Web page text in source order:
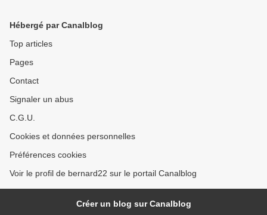
Hébergé par Canalblog
Top articles
Pages
Contact
Signaler un abus
C.G.U.
Cookies et données personnelles
Préférences cookies
Voir le profil de bernard22 sur le portail Canalblog
Créer un blog sur Canalblog